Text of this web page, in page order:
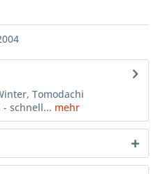
Tomodachi
schnell... mehr